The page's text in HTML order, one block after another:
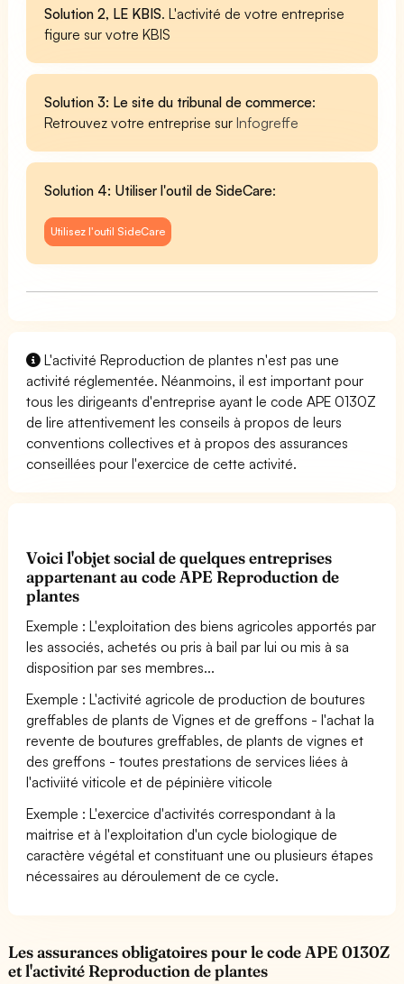
Solution 2, LE KBIS. L'activité de votre entreprise
figure sur votre KBIS
Solution 3: Le site du tribunal de commerce:
Retrouvez votre entreprise surInfogreffe
Solution 4: Utiliser l'outil de SideCare:
Utilisez l'outil SideCare
L'activité Reproduction de plantes n'est pas une
activité réglementée. Néanmoins, il est important pour
tous les dirigeants d'entreprise ayant le code APE 0130Z
de lire attentivement les conseils à propos de leurs
conventions collectives et à propos des assurances
conseillées pour l'exercice de cette activité.
Voici l'objet social de quelques entreprises
appartenant au code APE Reproduction de
plantes
Exemple : L'exploitation des biens agricoles apportés par
les associés, achetés ou pris à bail par lui ou mis à sa
disposition par ses membres...
Exemple : L'activité agricole de production de boutures
greffables de plants de Vignes et de greffons - l'achat la
revente de boutures greffables, de plants de vignes et
des greffons - toutes prestations de services liées à
l'activiité viticole et de pépinière viticole
Exemple : L'exercice d'activités correspondant à la
maitrise et à l'exploitation d'un cycle biologique de
caractère végétal et constituant une ou plusieurs étapes
nécessaires au déroulement de ce cycle.
Les assurances obligatoires pour le code APE 0130Z
et l'activité Reproduction de plantes